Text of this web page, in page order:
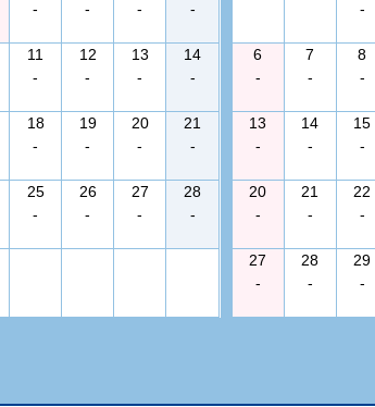
-
-
-
-
11
-
12
-
13
-
14
-
18
-
19
-
20
-
21
-
25
-
26
-
27
-
28
-
-
6
-
7
-
8
-
13
-
14
-
15
-
20
-
21
-
22
-
27
-
28
-
29
-